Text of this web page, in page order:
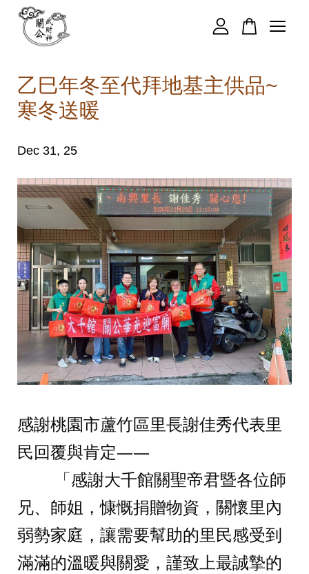
乙巳年冬至代拜地基主供品~
寒冬送暖
Dec 31, 25
感謝桃園市蘆竹區里長謝佳秀代表里
民回覆與肯定——
「感謝大千館關聖帝君暨各位師
兄、師姐，慷慨捐贈物資，關懷里內
弱勢家庭，讓需要幫助的里民感受到
滿滿的溫暖與關愛，謹致上最誠摯的